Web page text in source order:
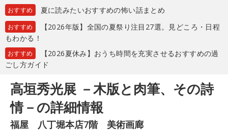
おすすめ 夏に読みたいおすすめの怖い話まとめ
おすすめ
【2026年版】全国の夏祭り注目27選。見どころ・日程
もわかる！
おすすめ
【2026夏休み】おうち時間を充実させるおすすめの過
ごし方ガイド
高垣秀光展 －木版と肉筆、その詩
情－の詳細情報
福屋 八丁堀本店7階 美術画廊